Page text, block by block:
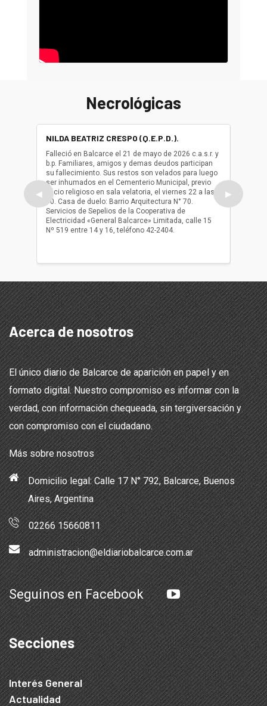
Necrológicas
◀
NILDA BEATRIZ CRESPO (Q.E.P.D.).
Falleció en Balcarce el 21 de mayo de 2026 c.a.s.r. y
b.p. Familiares, amigos y demas deudos participan
su fallecimiento. Sus restos son velados para luego
ser inhumados en el Cementerio Municipal, previo
oficio religioso en sala velatoria, el viernes 22 a las
10. Casa de duelo: Barrio Arquitectura N° 70.
Servicios de Sepelios de la Cooperativa de
Electricidad «General Balcarce» Limitada, calle 15
Nº 519 entre 14 y 16, teléfono 42-2404.
ser
oficio
▶
Acerca de nosotros
El único diario de Balcarce de aparición en papel y en
formato digital. Nuestro compromiso es informar con la
verdad, con información chequeada, sin tergiversación y
con compromiso con el ciudadano.
Más sobre nosotros
Domicilio legal: Calle 17 N° 792, Balcarce, Buenos
Aires, Argentina
02266 15660811
administracion@eldiariobalcarce.com.ar
Seguinos en Facebook
Secciones
Interés General
Actualidad